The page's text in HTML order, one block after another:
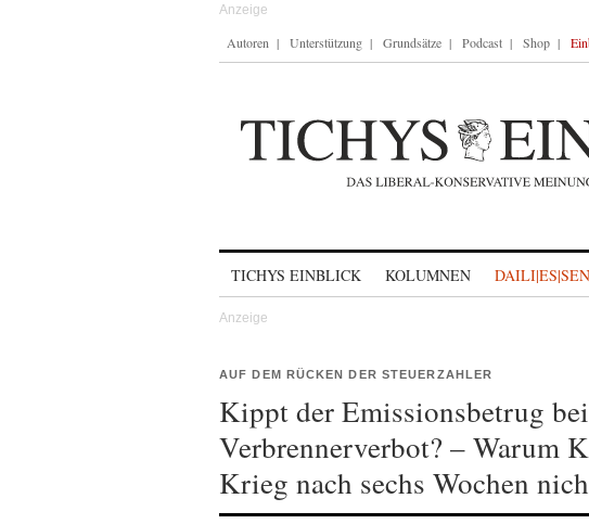
Autoren Unterstützung Grundsätze Podcast Shop
TICHYS EINBLICK KOLUMNEN
AUF DEM RÜCKEN DER STEUERZAHLER
Kippt der Emissionsbetrug
Verbrennerverbot? – Warum
Krieg nach sechs Wochen